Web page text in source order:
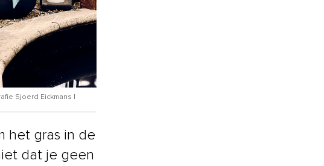
Sjoerd Eickmans |
het gras in de
dat je geen